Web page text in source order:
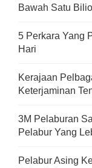
Bawah Satu
5 Perkara Yang
Hari
Kerajaan
Keterjaminan
3M Pelaburan
Pelabur Yang
Pelabur Asing